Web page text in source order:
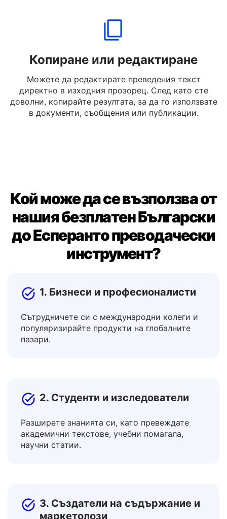
малко усилия.
Копиране или редактиране
Можете да редактирате преведения текст
директно в изходния прозорец. След като сте
Кой може да се възползва от
нашия безплатен Български
до Есперанто преводачески
1. Бизнеси и професионалисти
Сътрудничете си с международни колеги и
2. Студенти и изследователи
Разширете знанията си, като превеждате